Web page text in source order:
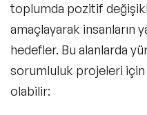
toplumda pozitif
amaçlayarak insanların
hedefler. Bu alanlarda
sorumluluk projeleri için
olabilir: